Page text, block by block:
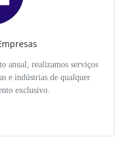
anual, realizamos serviços
e indústrias de qualquer
exclusivo.